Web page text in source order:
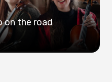
on the road